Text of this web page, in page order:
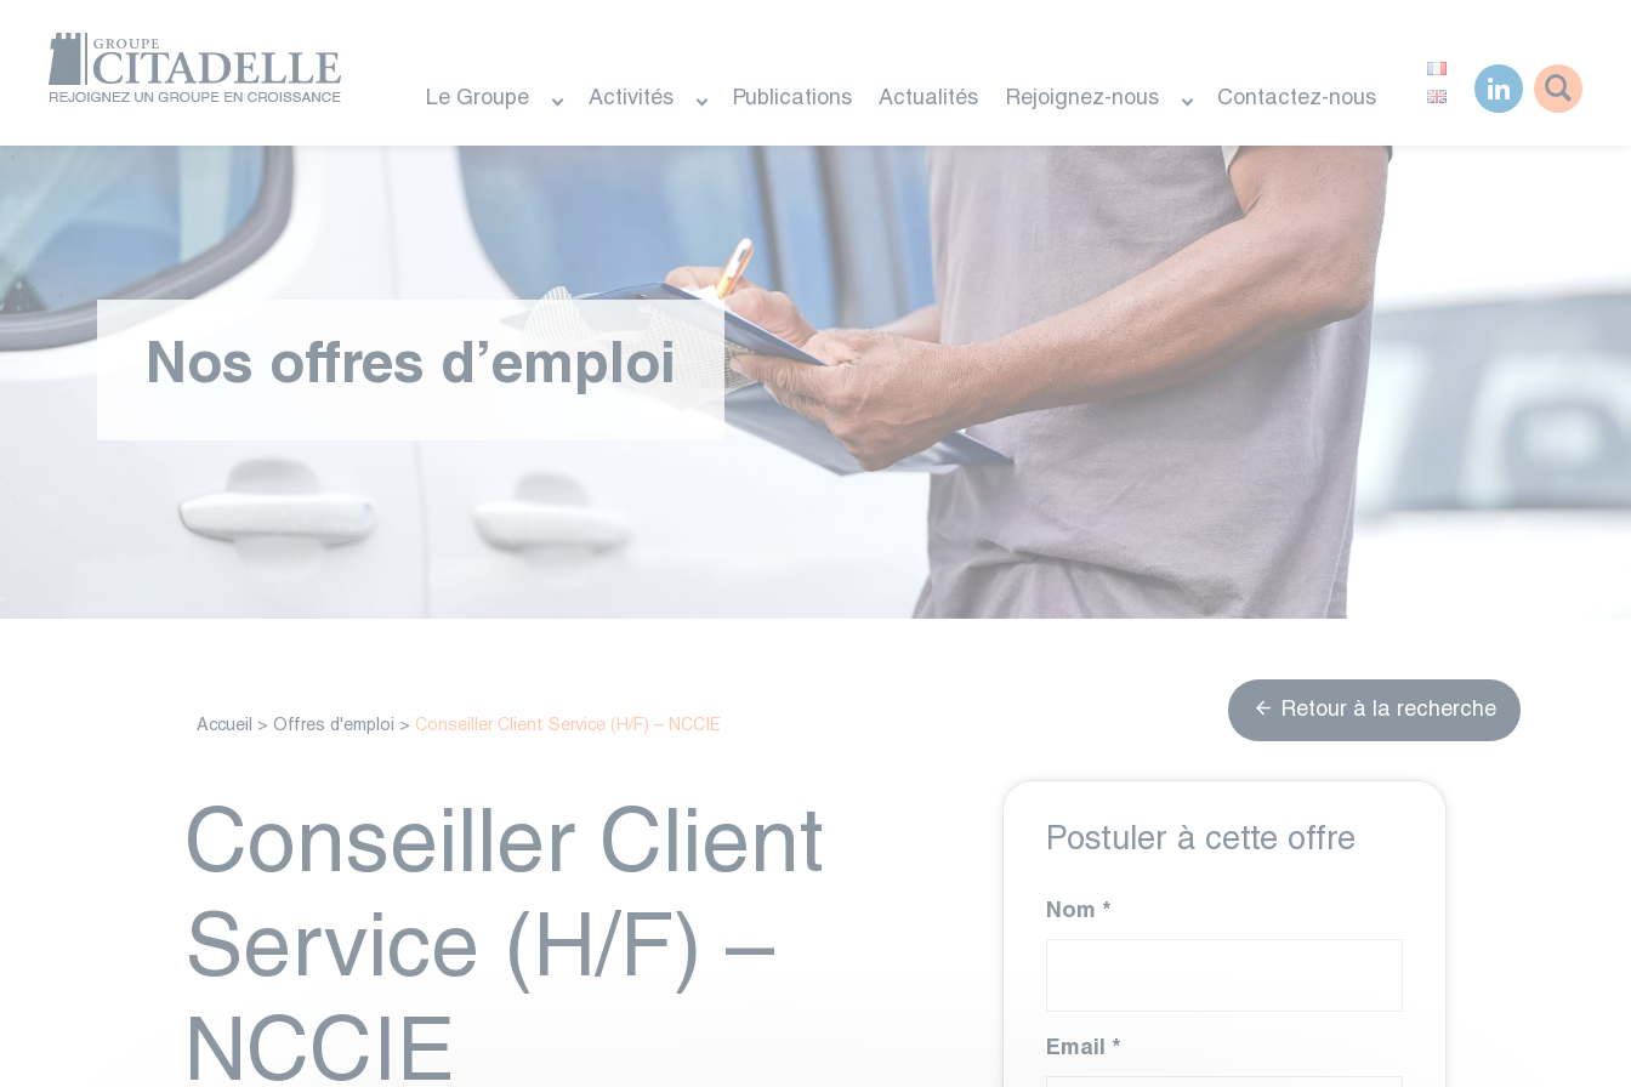
Le Groupe Activités Publications Actualités Rejoignez-nous Contactez-nous
Rechercher
Nos offres d’emploi
Accueil > Offres d'emploi > Conseiller Client Service (H/F) – NCCIE
Retour à la recherche
Conseiller Client
Service (H/F) –
NCCIE
Postuler à cette offre
Nom *
Email *